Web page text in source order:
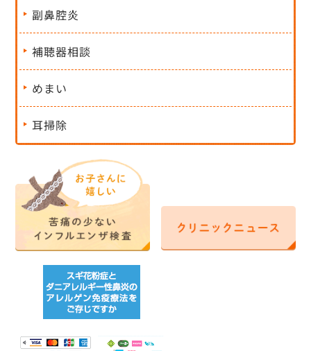
副鼻腔炎
補聴器相談
めまい
耳掃除